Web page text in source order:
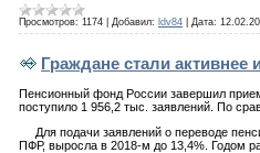
Просмотров: 1174 Добавил: ldv84 Дата:
Граждане стали
Пенсионный фонд России завершил
поступило 1 956,2 тыс. заявлений. По
Для подачи заявлений о переводе
ПФР, выросла в 2018-м до 13,4%. Годом